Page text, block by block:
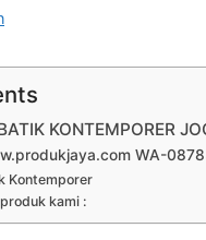
KONTEMPORER
WA-
Kontemporer
kami :